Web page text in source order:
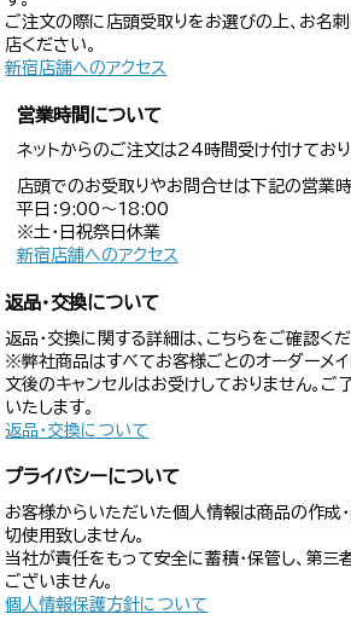
ご注文の際に店頭受取りをお選びの上、お名
店ください。
新宿店舗へのアクセス
営業時間について
ネットからのご注文は24時間受け付けており
店頭でのお受取りやお問合せは下記の営業時
平日：9:00〜18:00
※土・日祝祭日休業
新宿店舗へのアクセス
返品・交換について
返品・交換に関する詳細は、こちらをご確認くだ
※弊社商品はすべてお客様ごとのオーダーメイ
文後のキャンセルはお受けしておりません。
いたします。
返品・交換について
プライバシーについて
お客様からいただいた個人情報は商品の作成
切使用致しません。
当社が責任をもって安全に蓄積・保管し、第三
ございません。
個人情報保護方針について